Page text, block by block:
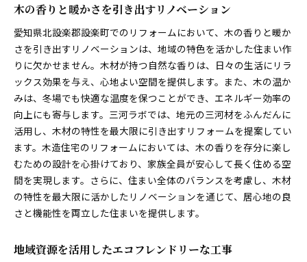
木の香りと暖かさを引き出すリノベーション
愛知県北設楽郡設楽町でのリフォームにおいて、木の香りと暖か
さを引き出すリノベーションは、地域の特色を活かした住まい作
りに欠かせません。木材が持つ自然な香りは、日々の生活にリラ
ックス効果を与え、心地よい空間を提供します。また、木の温か
みは、冬場でも快適な温度を保つことができ、エネルギー効率の
向上にも寄与します。三河ラボでは、地元の三河材をふんだんに
活用し、木材の特性を最大限に引き出すリフォームを提案してい
ます。木造住宅のリフォームにおいては、木の香りを存分に楽し
むための設計を心掛けており、家族全員が安心して長く住める空
間を実現します。さらに、住まい全体のバランスを考慮し、木材
の特性を最大限に活かしたリノベーションを通じて、居心地の良
さと機能性を両立した住まいを提供します。
地域資源を活用したエコフレンドリーな工事